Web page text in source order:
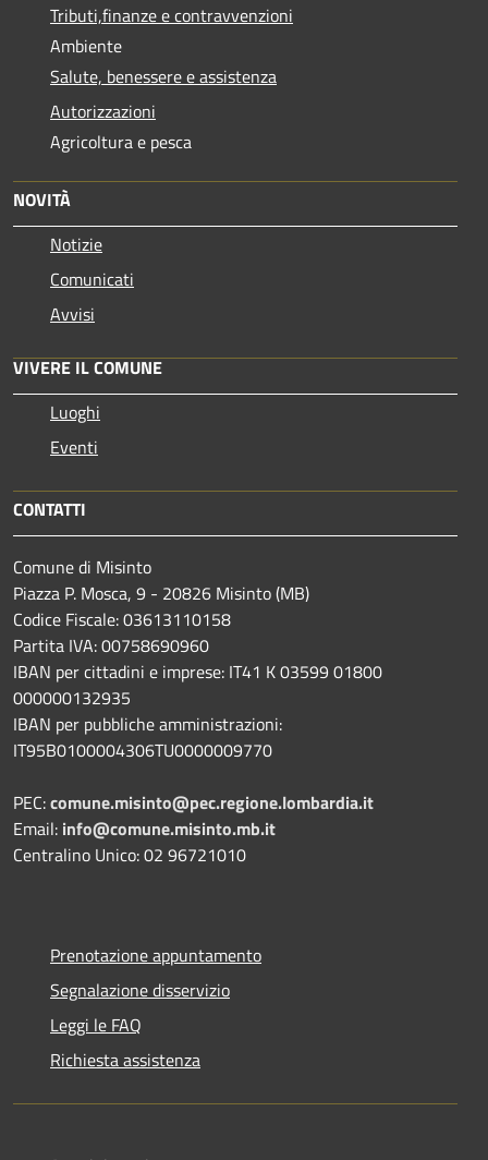
Tributi,finanze e contravvenzioni
Ambiente
Salute, benessere e assistenza
Autorizzazioni
Agricoltura e pesca
NOVITÀ
Notizie
Comunicati
Avvisi
VIVERE IL COMUNE
Luoghi
Eventi
CONTATTI
Comune di Misinto
Piazza P. Mosca, 9 - 20826 Misinto (MB)
Codice Fiscale: 03613110158
Partita IVA: 00758690960
IBAN per cittadini e imprese: IT41 K 03599 01800
000000132935
IBAN per pubbliche amministrazioni:
IT95B0100004306TU0000009770
PEC:comune.misinto@pec.regione.lombardia.it
Email: info@comune.misinto.mb.it
Centralino Unico: 02 96721010
Prenotazione appuntamento
Segnalazione disservizio
Leggi le FAQ
Richiesta assistenza